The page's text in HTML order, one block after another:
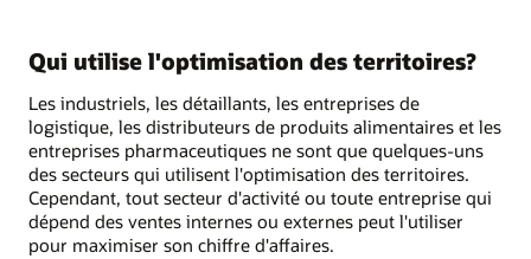
Qui utilise l'optimisation des territoires?
Les industriels, les détaillants, les entreprises de
logistique, les distributeurs de produits alimentaires et les
entreprises pharmaceutiques ne sont que quelques-uns
des secteurs qui utilisent l'optimisation des territoires.
Cependant, tout secteur d'activité ou toute entreprise qui
dépend des ventes internes ou externes peut l'utiliser
pour maximiser son chiffre d'affaires.